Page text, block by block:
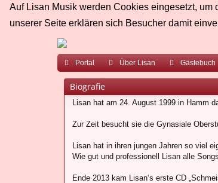
Auf Lisan Musik werden Cookies eingesetzt,
unserer Seite erklären sich Besucher damit
Portal Über Lisan Gästebuch
Biografie
Lisan hat am 24. August 1999 in Hamm
Zur Zeit besucht sie die Gynasiale
Lisan hat in ihren jungen Jahren so viel
Wie gut und professionell Lisan alle
Ende 2013 kam Lisan‘s erste CD